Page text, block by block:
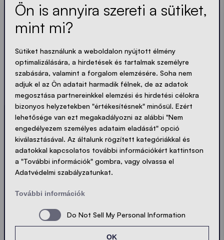
A legfrissebb hírek.
Mindig naprakész. Nincs spam! Rövid, ropogós és
tömör. Akárcsak a sátraink.
ADATVÉDELEM ELFOGADÁSA
LOADING - LOADING - LOADING - LOADING -
© Ecotent® Katalógus Imprint
Privacy
Ön is annyira szereti a sütiket,
mint mi?
Sütiket használunk a weboldalon nyújtott élmény
optimalizálására, a hirdetések és tartalmak személyre
szabására, valamint a forgalom elemzésére. Soha nem
adjuk el az Ön adatait harmadik félnek, de az adatok
megosztása partnereinkkel elemzési és hirdetési célokra
bizonyos helyzetekben "értékesítésnek" minősül. Ezért
lehetősége van ezt megakadályozni az alábbi "Nem
engedélyezem személyes adataim eladását" opció
kiválasztásával. Az általunk rögzített kategóriákkal és
adatokkal kapcsolatos további információkért kattintson
a "További információk" gombra, vagy olvassa el
Adatvédelmi szabályzatunkat.
További információk
Do Not Sell My Personal Information
OK